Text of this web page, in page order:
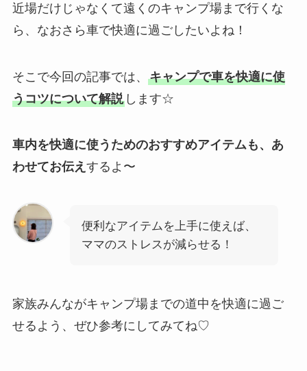
近場だけじゃなくて遠くのキャンプ場まで行くな
ら、なおさら車で快適に過ごしたいよね！
そこで今回の記事では、 キャンプで車を快適に使
うコツについて解説します☆
車内を快適に使うためのおすすめアイテムも、あ
わせてお伝え するよ〜
便利なアイテムを上手に使えば、
ママのストレスが減らせる！
家族みんながキャンプ場までの道中を快適に過ご
せるよう、ぜひ参考にしてみてね♡